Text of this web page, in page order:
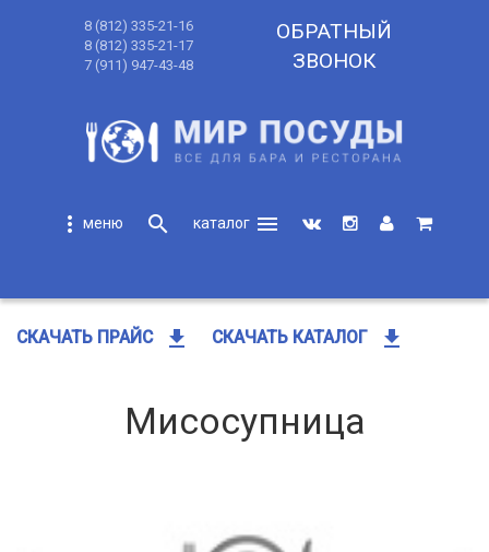
8 (812) 335-21-16
8 (812) 335-21-17
7 (911) 947-43-48
ОБРАТНЫЙ
ЗВОНОК
more_vert search
menu
СКАЧАТЬ ПРАЙС get_app СКАЧАТЬ КАТАЛОГ get_app
Мисосупница